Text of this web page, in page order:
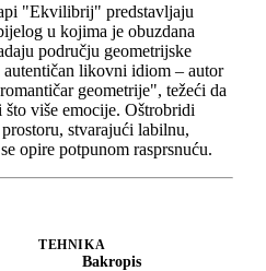
"Ekvilibrij" predstavljaju
u kojima je obuzdana
području geometrijske
likovni idiom – autor
geometrije", težeći da
što više emocije. Oštrobridi
stvarajući labilnu,
opire potpunom rasprsnuću.
TEHNIKA
Bakropis